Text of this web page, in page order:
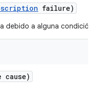
failure)
debido a alguna condición
cause)